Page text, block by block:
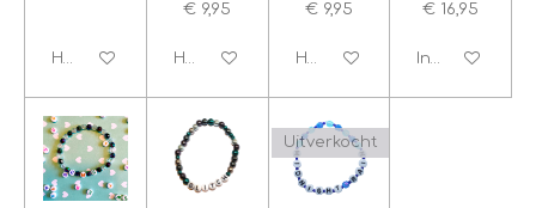
Houd mij op de hoogte
€ 9,95
Houd mij op de hoogte
€ 9,95
Houd mij op de hoogte
€ 16,95
In
Uitverkocht